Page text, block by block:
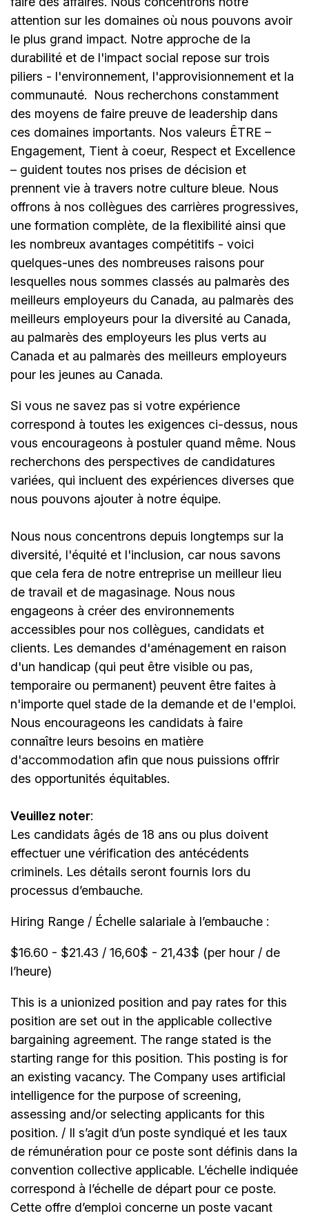
attention sur les domaines où nous pouvons avoir
le plus grand impact. Notre approche de la
durabilité et de l'impact social repose sur trois
piliers - l'environnement, l'approvisionnement et la
communauté.
Nous recherchons constamment
des moyens de faire preuve de leadership dans
ces domaines importants. Nos valeurs ÊTRE –
Engagement, Tient à coeur, Respect et Excellence
– guident toutes nos prises de décision et
prennent vie à travers notre culture bleue. Nous
offrons à nos collègues des carrières progressives,
une formation complète, de la flexibilité ainsi que
les nombreux avantages compétitifs - voici
quelques-unes des nombreuses raisons pour
lesquelles nous sommes classés au palmarès des
meilleurs employeurs du Canada, au palmarès des
meilleurs employeurs pour la diversité au Canada,
au palmarès des employeurs les plus verts au
Canada et au palmarès des meilleurs employeurs
pour les jeunes au Canada.
Si vous ne savez pas si votre expérience
correspond à toutes les exigences ci-dessus, nous
vous encourageons à postuler quand même. Nous
recherchons des perspectives de candidatures
variées, qui incluent des expériences diverses que
nous pouvons ajouter à notre équipe.
Nous nous concentrons depuis longtemps sur la
diversité, l'équité et l'inclusion, car nous savons
que cela fera de notre entreprise un meilleur lieu
de travail et de magasinage. Nous nous
engageons à créer des environnements
accessibles pour nos collègues, candidats et
clients. Les demandes d'aménagement en raison
d'un handicap (qui peut être visible ou pas,
temporaire ou permanent) peuvent être faites à
n'importe quel stade de la demande et de l'emploi.
Nous encourageons les candidats à faire
connaître leurs besoins en matière
d'accommodation afin que nous puissions offrir
des opportunités équitables.
Veuillez noter:
Les candidats âgés de 18 ans ou plus doivent
effectuer une vérification des antécédents
criminels. Les détails seront fournis lors du
processus d’embauche.
Hiring Range / Échelle salariale à l’embauche :
$16.60 - $21.43 / 16,60$ - 21,43$ (per hour / de
l’heure)
This is a unionized position and pay rates for this
position are set out in the applicable collective
bargaining agreement. The range stated is the
starting range for this position. This posting is for
an existing vacancy. The Company uses artificial
intelligence for the purpose of screening,
assessing and/or selecting applicants for this
position. / Il s’agit d’un poste syndiqué et les taux
de rémunération pour ce poste sont définis dans la
convention collective applicable. L’échelle indiquée
correspond à l’échelle de départ pour ce poste.
Cette offre d’emploi concerne un poste vacant